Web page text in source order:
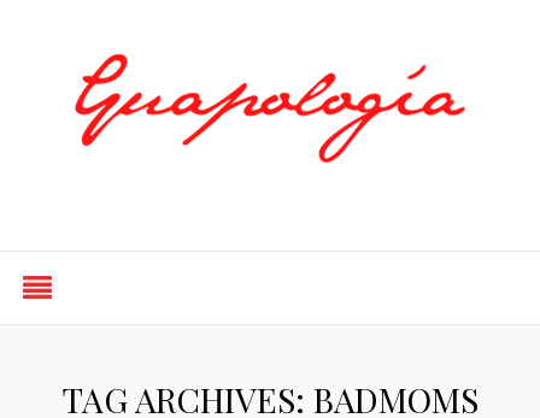
TAG ARCHIVES: BADMOMS